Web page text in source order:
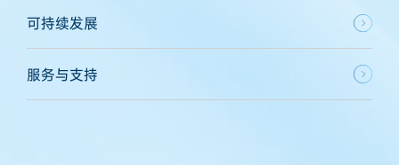
可持续发展
服务与支持